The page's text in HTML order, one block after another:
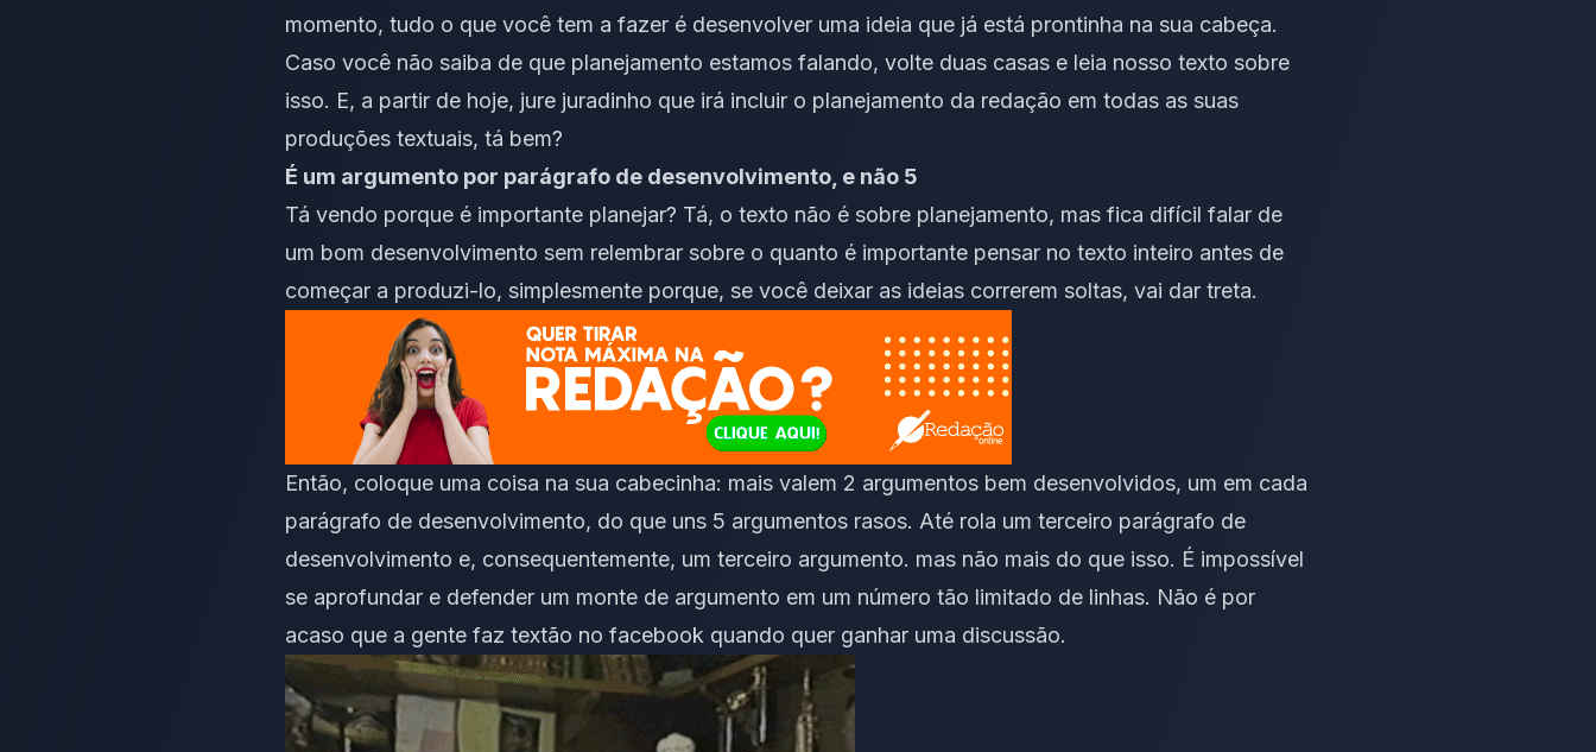
momento, tudo o que você tem a fazer é desenvolver uma ideia que já está prontinha na sua cabeça.
Caso você não saiba de que planejamento estamos falando, volte duas casas e leia nosso texto sobre
isso. E, a partir de hoje, jure juradinho que irá incluir o planejamento da redação em todas as suas
produções textuais, tá bem?
É um argumento por parágrafo de desenvolvimento, e não 5
Tá vendo porque é importante planejar? Tá, o texto não é sobre planejamento, mas fica difícil falar de
um bom desenvolvimento sem relembrar sobre o quanto é importante pensar no texto inteiro antes de
começar a produzi-lo, simplesmente porque, se você deixar as ideias correrem soltas, vai dar treta.
Então, coloque uma coisa na sua cabecinha: mais valem 2 argumentos bem desenvolvidos, um em cada
parágrafo de desenvolvimento, do que uns 5 argumentos rasos. Até rola um terceiro parágrafo de
desenvolvimento e, consequentemente, um terceiro argumento. mas não mais do que isso. É impossível
se aprofundar e defender um monte de argumento em um número tão limitado de linhas. Não é por
acaso que a gente faz textão no facebook quando quer ganhar uma discussão.